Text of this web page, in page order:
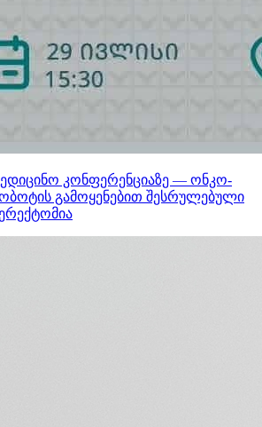
კონფერენციაზე — ონკო-
გამოყენებით შესრულებული